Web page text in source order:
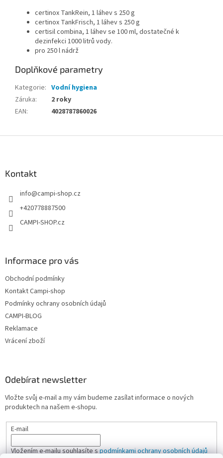
certinox TankRein, 1 láhev s 250 g
certinox TankFrisch, 1 láhev s 250 g
certisil combina, 1 láhev se 100 ml, dostatečné k
dezinfekci 1000 litrů vody.
pro 250 l nádrž
Doplňkové parametry
Kategorie: Vodní hygiena
Záruka:
2 roky
EAN: 4028787860026
Kontakt
info@campi-shop.cz
+420778887500
CAMPI-SHOP.cz
Informace pro vás
Obchodní podmínky
Kontakt Campi-shop
Podmínky ochrany osobních údajů
CAMPI-BLOG
Reklamace
Vrácení zboží
Odebírat newsletter
Vložte svůj e-mail a my vám budeme zasílat informace o nových
produktech na našem e-shopu.
E-mail
Vložením e-mailu souhlasíte spodmínkami ochrany osobních údajů